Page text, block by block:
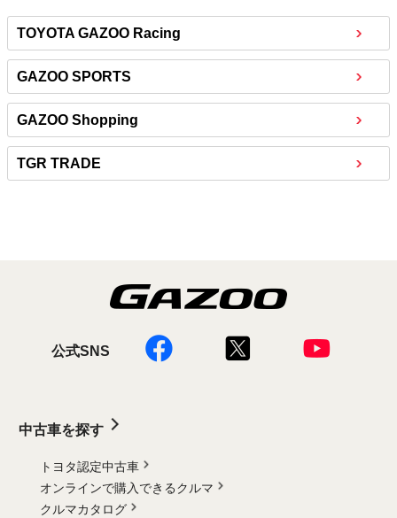
TOYOTA GAZOO Racing
GAZOO SPORTS
GAZOO Shopping
TGR TRADE
公式SNS
中古車を探す
トヨタ認定中古車
オンラインで購入できるクルマ
クルマカタログ